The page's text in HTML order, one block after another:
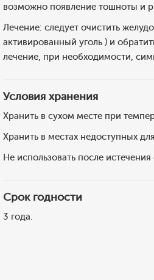
возможно появление тошноты и
Лечение: следует очистить
активированный уголь ) и
лечение, при необходимости,
Условия хранения
Хранить в сухом месте при
Хранить в местах недоступных
Не использовать после
Срок годности
3 года.